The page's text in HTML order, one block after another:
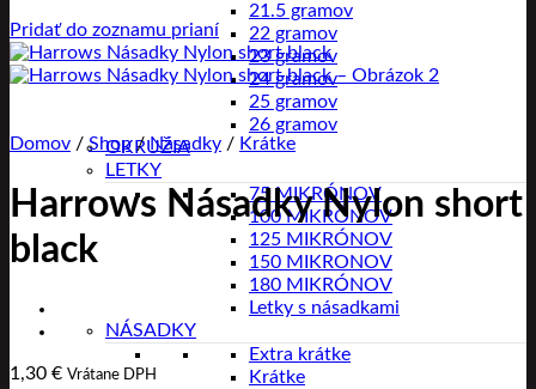
21.5 gramov
22 gramov
23 gramov
24 gramov
25 gramov
26 gramov
OKRUŽIA
LETKY
75 MIKRÓNOV
100 MIKRÓNOV
125 MIKRÓNOV
150 MIKRONOV
180 MIKRÓNOV
Letky s násadkami
NÁSADKY
Extra krátke
Krátke
Pridať do zoznamu prianí
Domov / Shop / Násadky / Krátke
Harrows Násadky Nylon short
black
1,30 € Vrátane DPH